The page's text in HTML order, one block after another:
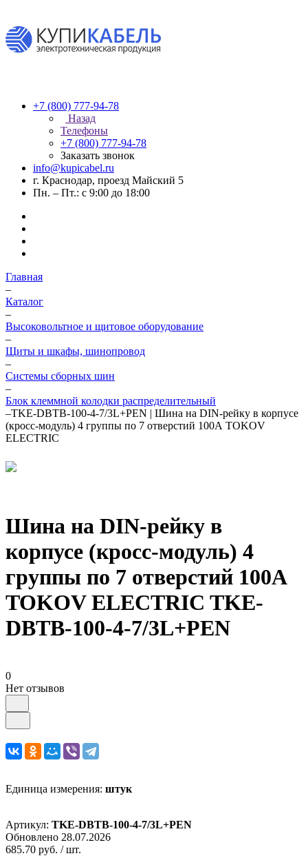
+7 (800) 777-94-78
Назад
Телефоны
+7 (800) 777-94-78
Заказать звонок
info@kupicabel.ru
г. Краснодар, проезд Майский 5
Пн. – Пт.: с 9:00 до 18:00
Главная
–
Каталог
–
Высоковольтное и щитовое оборудование
–
Щиты и шкафы, шинопровод
–
Системы сборных шин
–
Блок клеммной колодки распределительный
–TKE-DBTB-100-4-7/3L+PEN | Шина на DIN-рейку в корпусе
(кросс-модуль) 4 группы по 7 отверстий 100А TOKOV
ELECTRIC
Шина на DIN-рейку в
корпусе (кросс-модуль) 4
группы по 7 отверстий 100А
TOKOV ELECTRIC TKE-
DBTB-100-4-7/3L+PEN
0
Нет отзывов
Единица измерения: штук
Артикул: TKE-DBTB-100-4-7/3L+PEN
Обновлено 28.07.2026
685.70 руб. / шт.